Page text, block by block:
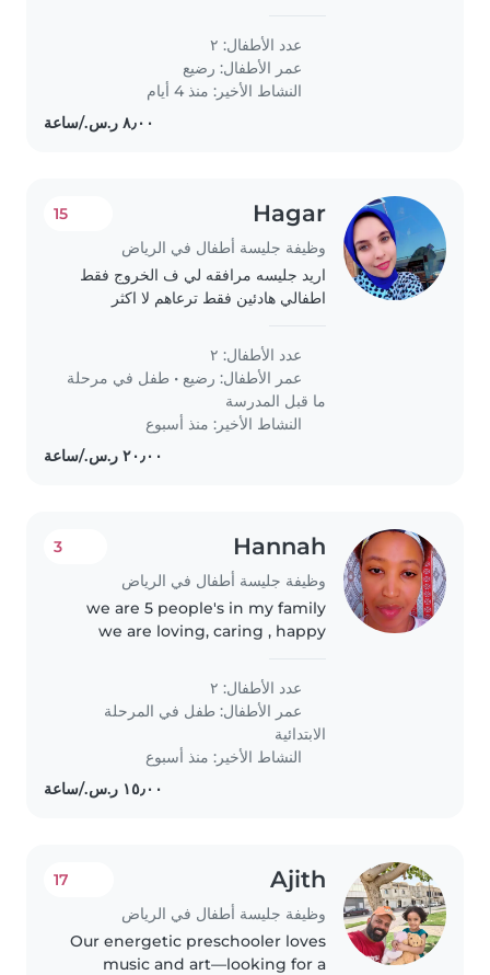
or weekends. You should be
comfortable providing
homework assistance and speak
عدد الأطفال: ٢
عمر الأطفال: رضيع
النشاط الأخير: منذ 4 أيام
Hagar
وظيفة جليسة أطفال في الرياض
15
اريد جليسه مرافقه لي ف الخروج فقط
اطفالي هادئين فقط ترعاهم لا اكثر
عدد الأطفال: ٢
عمر الأطفال: رضيع • طفل في مرحلة
ما قبل المدرسة
النشاط الأخير: منذ أسبوع
Hannah
وظيفة جليسة أطفال في الرياض
3
we are 5 people's in my family
we are loving, caring , happy
عدد الأطفال: ٢
عمر الأطفال: طفل في المرحلة
الابتدائية
النشاط الأخير: منذ أسبوع
Ajith
وظيفة جليسة أطفال في الرياض
17
Our energetic preschooler loves
music and art—looking for a